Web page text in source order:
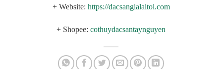
+ Website: https://dacsangialaitoi.com
+ Shopee: cothuydacsantaynguyen